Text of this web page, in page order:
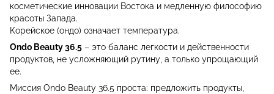
косметические инновации Востока и медленную философию
красоты Запада.
Корейское (ондо) означает температура.
Ondo Beauty 36.5 – это баланс легкости и действенности
продуктов, не усложняющий рутину, а только упрощающий
ее.
Миссия Ondo Beauty 36.5 проста: предложить продукты,